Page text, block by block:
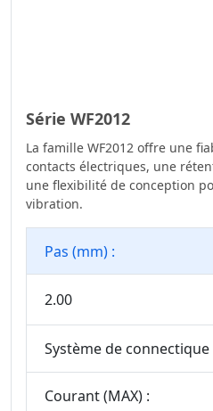
Série WF2012
La famille WF2012 offre une
contacts électriques, une
une flexibilité de conception
vibration.
Pas (mm) :
2.00
Système de connectique
Courant (MAX) :